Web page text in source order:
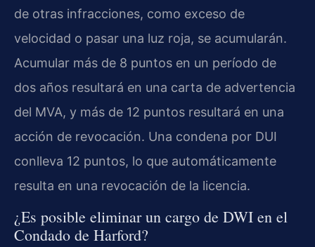
de otras infracciones, como exceso de
velocidad o pasar una luz roja, se acumularán.
Acumular más de 8 puntos en un período de
dos años resultará en una carta de advertencia
del MVA, y más de 12 puntos resultará en una
acción de revocación. Una condena por DUI
conlleva 12 puntos, lo que automáticamente
resulta en una revocación de la licencia.
¿Es posible eliminar un cargo de DWI en el
Condado de Harford?